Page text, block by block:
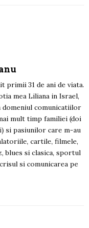
primii 31 de ani de viata.
mea Liliana in Israel,
domeniul comunicatiilor
mult timp familiei (doi
si pasiunilor care m-au
cartile, filmele,
blues si clasica, sportul
si comunicarea pe